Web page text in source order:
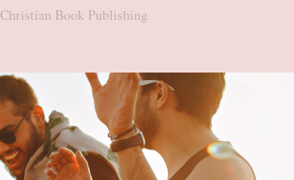
Book Publishing